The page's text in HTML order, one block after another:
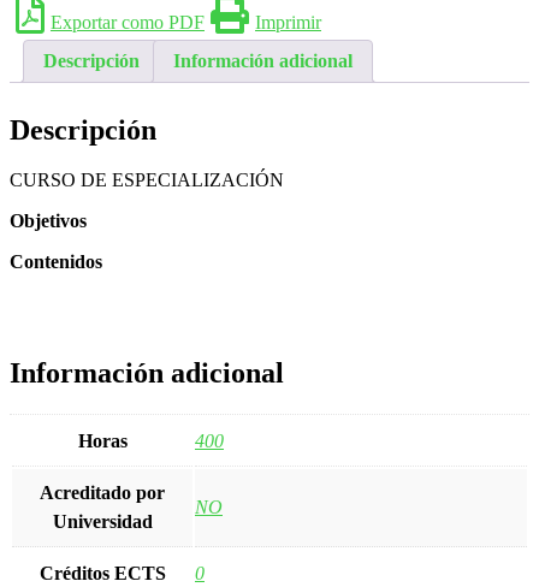
Exportar como PDF
Imprimir
Descripción
Información adicional
Descripción
CURSO DE ESPECIALIZACIÓN
Objetivos
Contenidos
Información adicional
Horas 400
Acreditado por
Universidad
NO
Créditos ECTS 0